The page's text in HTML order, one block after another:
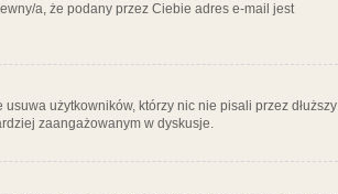
a, że podany przez Ciebie adres e-mail jest
użytkowników, którzy nic nie pisali przez dłuższy
zaangażowanym w dyskusje.